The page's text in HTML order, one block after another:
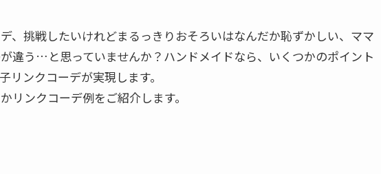
、挑戦したいけれどまるっきりおそろいはなんだか恥ずかしい、ママ
違う…と思っていませんか？ハンドメイドなら、いくつかのポイント
リンクコーデが実現します。
リンクコーデ例をご紹介します。